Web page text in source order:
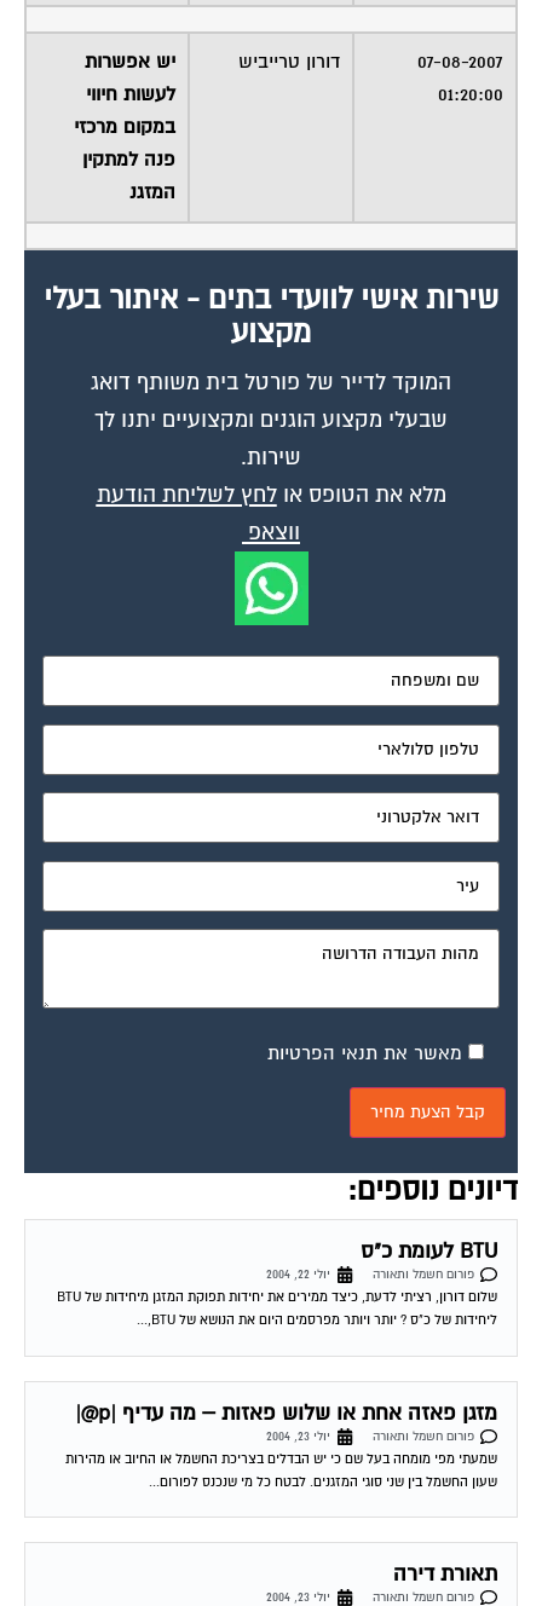
07-08-2007
01:20:00
דורון טרייביש
יש אפשרות
לעשות חיווי
במקום מרכזי
פנה למתקין
המזגנ
מקצוע
המוקד לדייר של פורטל בית משותף דואג
שבעלי מקצוע הוגנים ומקצועיים יתנו לך
שירות.
מלא את הטופס אולחץ לשליחת הודעת
ווצאפ
דיונים נוספים:
BTU לעומת כ"ס
פורום חשמל ותאורה
ליחידות של כ"ס ? יותר ויותר מפרסמים היום את הנושא של BTU,...
מזגן פאזה אחת או שלוש פאזות – מה עדיף |p@|
פורום חשמל ותאורה
יולי 23, 2004
שמעתי מפי מומחה בעל שם כי יש הבדלים בצריכת החשמל או החיוב או מהירות
שעון החשמל בין שני סוגי המזגנים. לבטח כל מי שנכנס לפורום...
תאורת דירה
פורום חשמל ותאורה
לקראת מעבר לדירה חדשה הייתי רוצה לדעת מספר דברים לגבי תאורת הדירה